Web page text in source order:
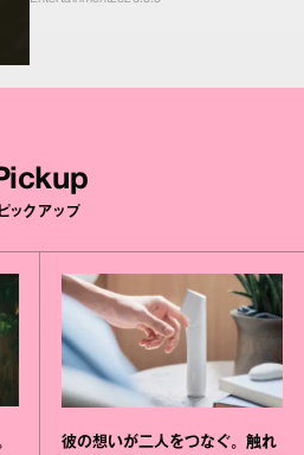
ピックアップ
彼の想いが二人をつなぐ。触れ